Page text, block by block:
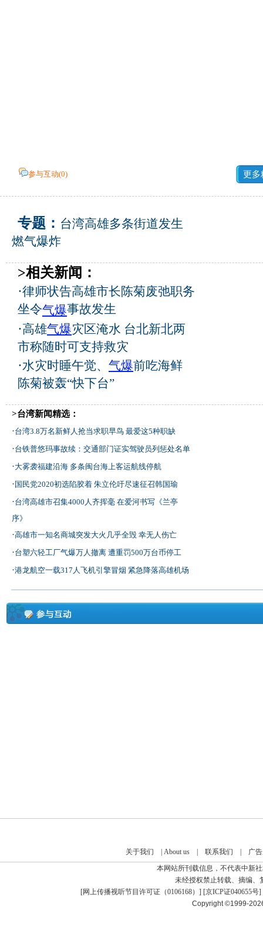
参与互动(0) 更多
专题： 台湾高雄多条街道发生
燃气爆炸
>相关新闻：
·律师状告高雄市长陈菊废弛职务
坐令气爆事故发生
·高雄气爆灾区淹水 台北新北两
市称随时可支持救灾
·水灾时睡午觉、 气爆前吃海鲜
陈菊被轰“快下台”
>台湾新闻精选：
·台湾3.8万名新鲜人抢当求职早鸟 最爱这5种职缺
·台铁普悠玛事故续：交通部门证实驾驶员列惩处名单
·大雾袭福建沿海 多条闽台海上客运航线停航
·国民党2020初选陷胶着 朱立伦吁尽速征召韩国瑜
·台湾高雄市召集4000人齐挥毫 在爱河书写《兰亭
序》
·高雄市一知名商城突发大火几乎全毁 幸无人伤亡
·台塑六轻工厂气爆万人撤离 遭重罚500万台币停工
·港龙航空一载317人飞机引擎冒烟 紧急降落高雄机场
关于我们 | About us| 联系我们 |
广
本网站所刊载信息，不代表中新
未经授权禁止转载、摘编、
[网上传播视听节目许可证（0106168） ] [京ICP证040655号]
Copyright ©1999-